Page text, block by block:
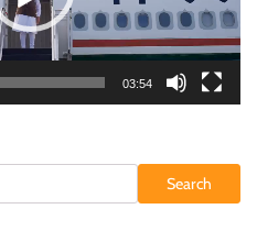
03:54
Search